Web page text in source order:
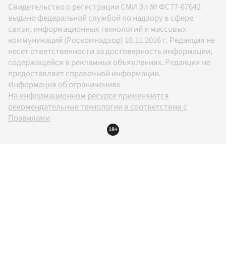
Свидетельство о регистрации СМИ Эл № ФС77-67642
выдано федеральной службой по надзору в сфере
связи, информационных технологий и массовых
коммуникаций (Роскомнадзор) 10.11.2016 г. Редакция не
несет ответственности за достоверность информации,
содержащейся в рекламных объявлениях. Редакция не
предоставляет справочной информации.
Информация об ограничениях
На информационном ресурсе применяются
рекомендательные технологии в соответствии с
Правилами
18+